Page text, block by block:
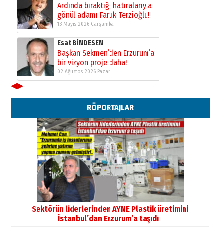
Ardında bıraktığı hatıralarıyla
gönül adamı Faruk Terzioğlu!
13 Mayıs 2026 Çarşamba
Esat BİNDESEN
Başkan Sekmen’den Erzurum’a
bir vizyon proje daha!
02 Ağustos 2026 Pazar
Erzurumspor’un köşe taşları
29 Haziran 2026 Pazartesi
Kenan GÜLERCİ
Murat Şahsuvaroğlu ERKON’da
çıtayı yukarı taşırken,
yönetimdekiler aşağı
çekmemeli!
17 Şubat 2026 SalıOrhan BOZKURT
Bir fotoğraf, bir şehir, bir
gazeteci… Dizginler kimin
elinde?
◀▶
RÖPORTAJLAR
Sektörün liderlerinden AYNE Plastik üretimini
İstanbul’dan Erzurum’a taşıdı